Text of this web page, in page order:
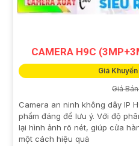
CAMERA H9C
Giá
Giá
Camera an ninh không dây IP
phẩm đáng để lưu ý. Với độ
lại hình ảnh rõ nét, giúp cửa
một cách hiệu quả